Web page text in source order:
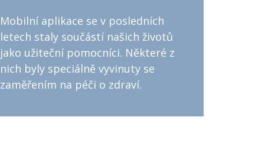
Mobilní aplikace se v posledních
letech staly součástí našich životů
jako užiteční pomocníci. Některé z
nich byly speciálně vyvinuty se
zaměřením na péči o zdraví.